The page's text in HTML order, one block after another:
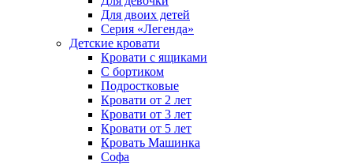
Для двоих детей
Серия «Легенда»
Детские кровати
Кровати с ящиками
С бортиком
Подростковые
Кровати от 2 лет
Кровати от 3 лет
Кровати от 5 лет
Кровать Машинка
Софа